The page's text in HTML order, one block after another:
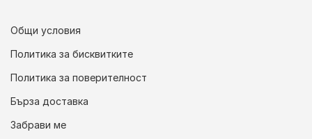
Общи условия
Политика за бисквитките
Политика за поверителност
Бърза доставка
Забрави ме